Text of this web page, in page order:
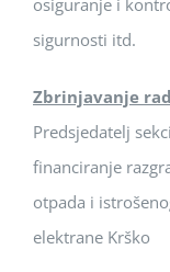
sigurnosti itd.
Zbrinjavanje
Predsjedatelj
financiranje
otpada i
elektrane Krško